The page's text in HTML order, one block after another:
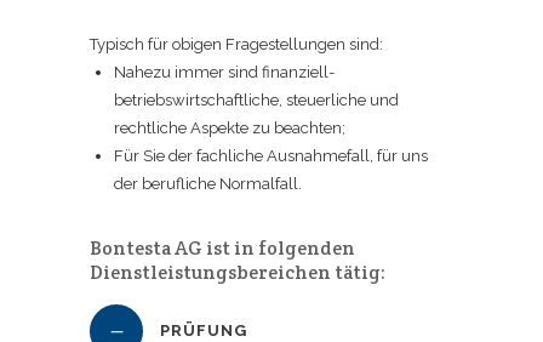
Typisch für obigen Fragestellungen sind:
Nahezu immer sind finanziell-
betriebswirtschaftliche, steuerliche und
rechtliche Aspekte zu beachten;
Für Sie der fachliche Ausnahmefall, für uns
der berufliche Normalfall.
Bontesta AG ist in folgenden
Dienstleistungsbereichen tätig:
PRÜFUNG